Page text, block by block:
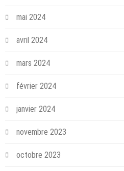
mai 2024
avril 2024
mars 2024
février 2024
janvier 2024
novembre 2023
octobre 2023